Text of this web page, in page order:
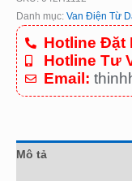
Danh mục: Van Điện Từ
Hotline Đặt
Hotline Tư
Email:
Mô tả